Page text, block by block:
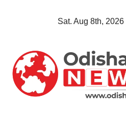
Sat. Aug 8th, 2026